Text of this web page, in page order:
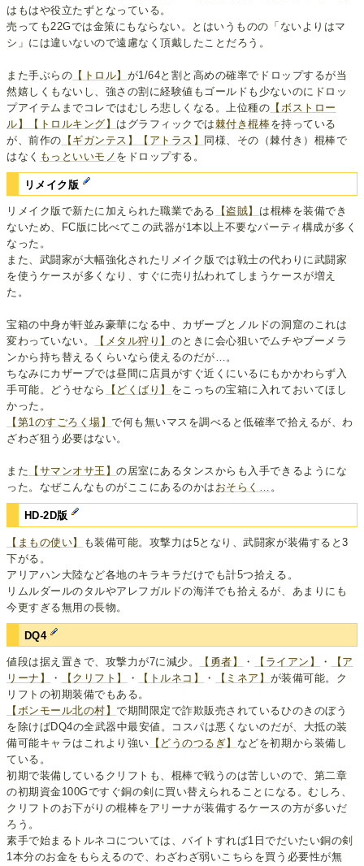
はもはや役立たずとなっている。
売っても22Gでは金策にもならない。とはいうものの「ないよりはマ
シ」には違いないので遠慮なく頂戴したことだろう。
また手ぶらの 【トロル】 が1/64と割と高めの確率でドロップするが当
然嬉しくもないし、強さの割に経験値もゴールドも少ないのにドロッ
プアイテムまでコレではむしろ悲しくなる。上位種の 【ボストロー
ル】
【トロルキング】 はグラフィックでは棘付き棍棒を持っている
が、前作の 【ギガンテス】 【アトラス】
同様、その（棘付き）棍棒で
はなく もっといいモノ をドロップする。
リメイク版
リメイク版で新たに加えられた職業である 【盗賊】 は棍棒を装備でき
ないため、FC版に比べてこの武器が1本以上不要なパーティ構成が多く
なった。
また、武闘家が大幅強化されたリメイク版では戦士の代わりに武闘家
を使うケースが多くなり、すぐに売り払われてしまうケースが増え
た。
宝箱の中身が軒並み豪華になる中、カザーブとノルドの洞窟のこれは
変わっていない。
【メタル狩り】 のときに会心狙いでムチやブーメラ
ンから持ち替えるくらいなら使えるのだが…。
ちなみにカザーブでは昼間に店員がすぐ近くにいるにもかかわらず入
手可能。どうせなら
【どくばり】 をこっちの宝箱に入れておいてほし
かった。
【第1のすごろく場】で何も無いマスを調べると低確率で拾えるが、わ
ざわざ狙う必要はない。
また 【サマンオサ王】の居室にあるタンスからも入手できるようにな
った。なぜこんなものがここにあるのかは おそらく… 。
HD-2D版
【まもの使い】
も装備可能。攻撃力は5となり、武闘家が装備すると3
下がる。
アリアハン大陸など各地のキラキラだけでも計5つ拾える。
リムルダールのタルやアレフガルドの海洋でも拾えるが、あまりにも
今更すぎる無用の長物。
DQ4
値段は据え置きで、攻撃力が7に減少。 【勇者】 ・ 【ライアン】 ・
【ア
リーナ】
・ 【クリフト】 ・ 【トルネコ】 ・ 【ミネア】 が装備可能。ク
リフトの初期装備でもある。
【ボンモール北の村】で期間限定で詐欺販売されているひのきのぼう
を除けばDQ4の全武器中最安値。コスパは悪くないのだが、大抵の装
備可能キャラはこれより強い 【どうのつるぎ】 などを初期から装備し
ている。
初期で装備しているクリフトも、棍棒で戦うのは苦しいので、第二章
の初期資金100Gですぐ銅の剣に買い替えられることになる。むしろ、
クリフトのお下がりの棍棒をアリーナが装備するケースの方が多いだ
ろう。
素手で始まるトルネコについては、バイトすれば1日でだいたい銅の剣
1本分のお金をもらえるので、わざわざ弱いこちらを買う必要性が無